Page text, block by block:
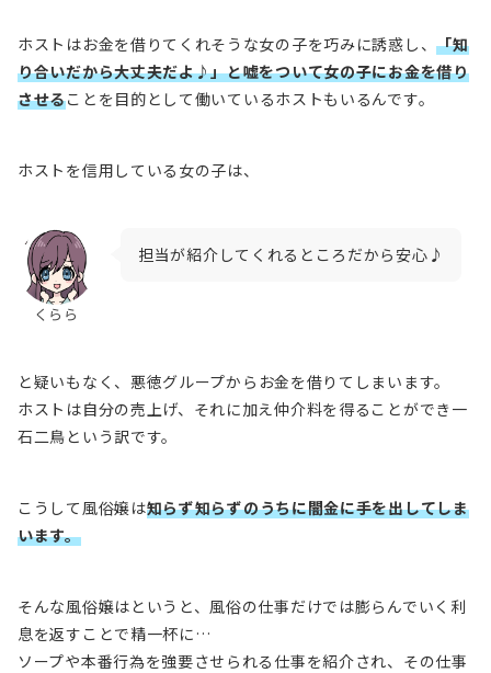
ホストはお金を借りてくれそうな女の子を巧みに誘惑し、「知
り合いだから大丈夫だよ♪」と嘘をついて女の子にお金を借り
させることを目的として働いているホストもいるんです。
ホストを信用している女の子は、
くらら
担当が紹介してくれるところだから安心♪
と疑いもなく、 悪徳グループからお金を借りてしまいます。
ホストは自分の売上げ、それに加え仲介料を得ることができ一
石二鳥という訳です。
こうして風俗嬢は知らず知らずのうちに闇金に手を出してしま
います。
そんな風俗嬢はというと、風俗の仕事だけでは膨らんでいく利
息を返すことで精一杯に…
ソープや本番行為を強要させられる仕事を紹介され、その仕事